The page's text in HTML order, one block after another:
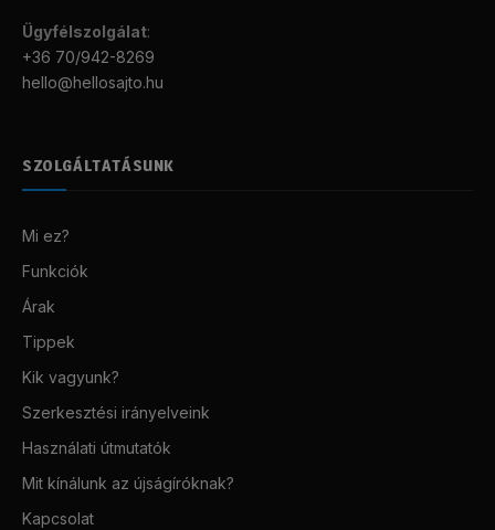
Ügyfélszolgálat:
+36 70/942-8269
hello@hellosajto.hu
SZOLGÁLTATÁSUNK
Mi ez?
Funkciók
Árak
Tippek
Kik vagyunk?
Szerkesztési irányelveink
Használati útmutatók
Mit kínálunk az újságíróknak?
Kapcsolat